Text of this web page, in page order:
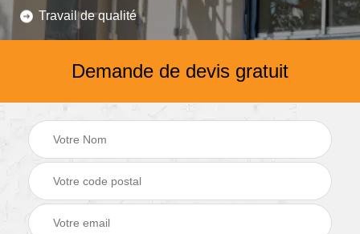
Travail de qualité
Demande de devis gratuit